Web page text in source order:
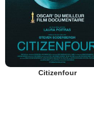
Citizenfour